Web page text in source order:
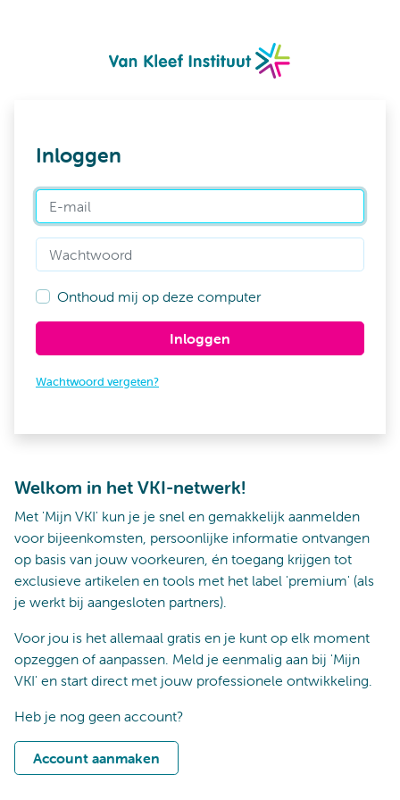
Inloggen
E-mail
Wachtwoord
Onthoud mij op deze computer
Inloggen
Wachtwoord vergeten?
Welkom in het VKI-netwerk!
Met 'Mijn VKI' kun je je snel en gemakkelijk aanmelden
voor bijeenkomsten, persoonlijke informatie ontvangen
op basis van jouw voorkeuren, én toegang krijgen tot
exclusieve artikelen en tools met het label 'premium' (als
je werkt bij aangesloten partners).
Voor jou is het allemaal gratis en je kunt op elk moment
opzeggen of aanpassen. Meld je eenmalig aan bij 'Mijn
VKI' en start direct met jouw professionele ontwikkeling.
Heb je nog geen account?
Account aanmaken